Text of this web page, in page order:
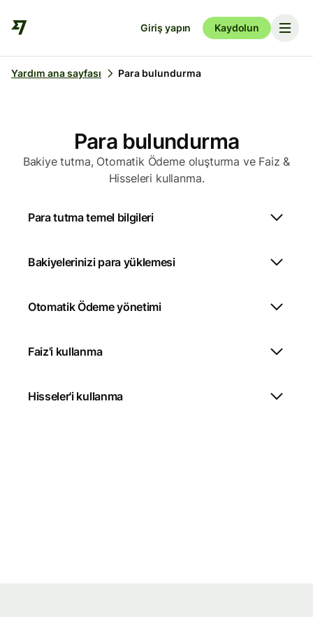
Giriş yapın Kaydolun
Yardım ana sayfası Para bulundurma
Para bulundurma
Bakiye tutma, Otomatik Ödeme oluşturma ve Faiz &
Hisseleri kullanma.
Para tutma temel bilgileri
Bakiyelerinizi para yüklemesi
Otomatik Ödeme yönetimi
Faiz'i kullanma
Hisseler'i kullanma